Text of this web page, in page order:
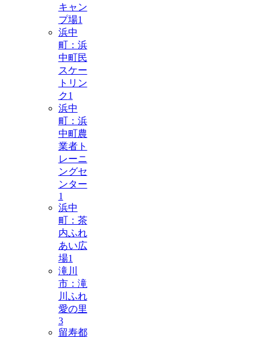
キャン
プ場1
浜中
町：浜
中町民
スケー
トリン
ク1
浜中
町：浜
中町農
業者ト
レーニ
ングセ
ンター
1
浜中
町：茶
内ふれ
あい広
場1
滝川
市：滝
川ふれ
愛の里
3
留寿都